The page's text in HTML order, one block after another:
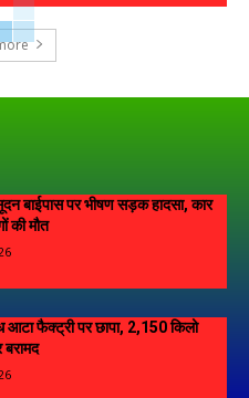
बाईपास पर भीषण सड़क हादसा, कार
की मौत
आटा फैक्ट्री पर छापा, 2,150 किलो